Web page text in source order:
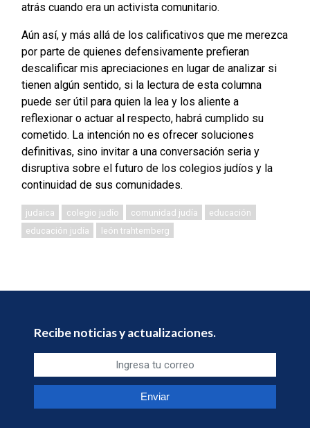
atrás cuando era un activista comunitario.
Aún así, y más allá de los calificativos que me merezca
por parte de quienes defensivamente prefieran
descalificar mis apreciaciones en lugar de analizar si
tienen algún sentido, si la lectura de esta columna
puede ser útil para quien la lea y los aliente a
reflexionar o actuar al respecto, habrá cumplido su
cometido. La intención no es ofrecer soluciones
definitivas, sino invitar a una conversación seria y
disruptiva sobre el futuro de los colegios judíos y la
continuidad de sus comunidades.
judaica colegio judío comunidad judía
educación
educación judía
león trahtemberg
Recibe noticias y actualizaciones.